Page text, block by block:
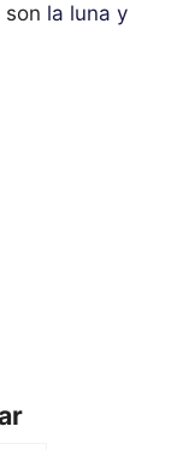
la luna y